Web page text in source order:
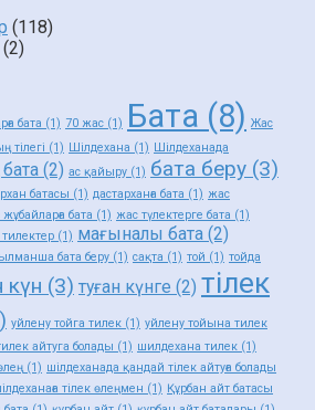
(118)
(2)
бата (1) 70 жас (1) Бата (8) Жас
тілегі (1) Шілдехана (1) Шілдеханада
бата (2) ас қайыру (1) бата беру (3)
батасы (1) дастарханға бата (1) жас
бата (1) жас түлектерге бата (1)
тилектер (1) мағыналы бата (2)
бата беру (1) сақта (1) той (1) тойда
күн (3) туған күнге (2) тілек
уйлену тойга тилек (1) уйлену тойына тилек
айтуга болады (1) шилдехана тилек (1)
(1) шілдеханада қандай тілек айтуға болады
тілек өлеңмен (1) Құрбан айт батасы